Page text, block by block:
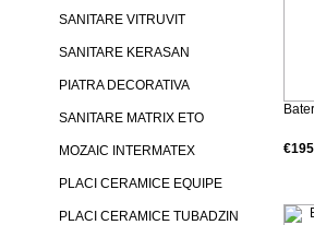
SANITARE VITRUVIT
SANITARE KERASAN
PIATRA DECORATIVA
SANITARE MATRIX ETO
MOZAIC INTERMATEX
PLACI CERAMICE EQUIPE
PLACI CERAMICE TUBADZIN